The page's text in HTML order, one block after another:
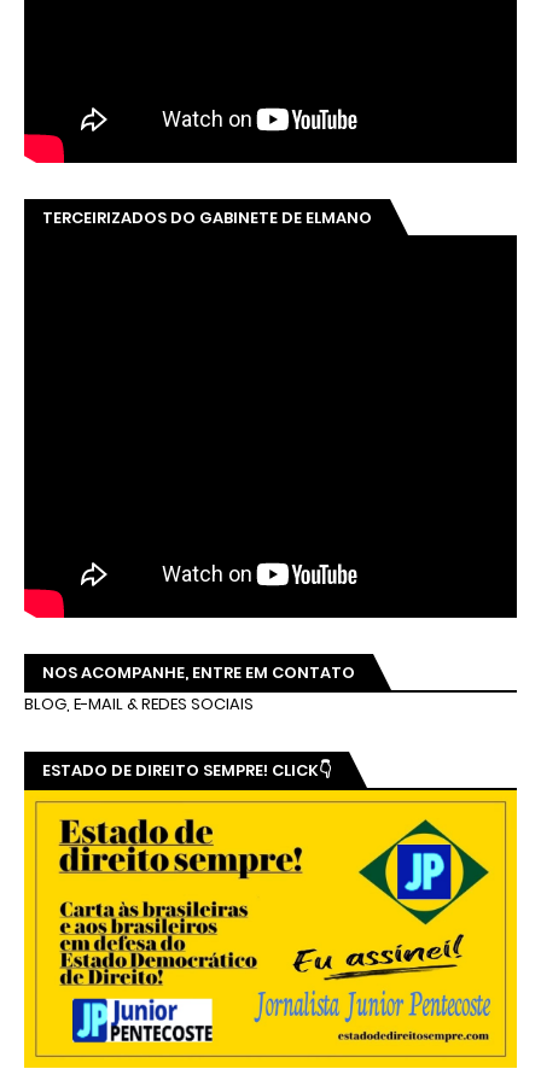
TERCEIRIZADOS DO GABINETE DE ELMANO
NOS ACOMPANHE, ENTRE EM CONTATO
BLOG, E-MAIL & REDES SOCIAIS
ESTADO DE DIREITO SEMPRE! CLICK👇